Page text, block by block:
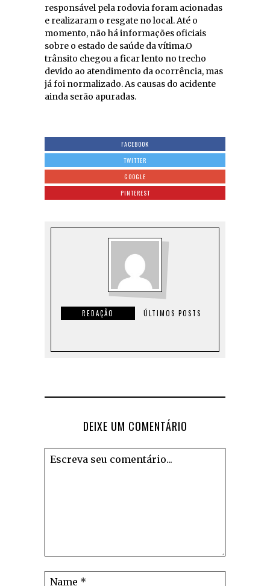
responsável pela rodovia foram acionadas
e realizaram o resgate no local. Até o
momento, não há informações oficiais
sobre o estado de saúde da vítima.O
trânsito chegou a ficar lento no trecho
devido ao atendimento da ocorrência, mas
já foi normalizado. As causas do acidente
ainda serão apuradas.
FACEBOOK
TWITTER
GOOGLE
PINTEREST
REDAÇÃO ÚLTIMOS POSTS
DEIXE UM COMENTÁRIO